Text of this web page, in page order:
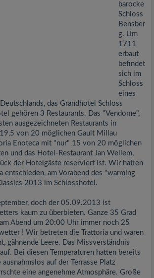
barocke
Schloss
Bensber
g. Um
1711
erbaut
befindet
sich im
Schloss
eines
das Grandhotel Schloss
gehören 3 Restaurants. Das "Vendome",
ausgezeichneten Restaurants in
von 20 möglichen Gault Millau
Enoteca mit "nur" 15 von 20 möglichen
und das Hotel-Restaurant Jan Wellem,
der Hotelgäste reserviert ist. Wir hatten
entschieden, am Vorabend des "warming
2013 im Schlosshotel.
doch der 05.09.2013 ist
kaum zu überbieten. Ganze 35 Grad
Abend um 20:00 Uhr immer noch 25
! Wir betreten die Trattoria und waren
gähnende Leere. Das Missverständnis
Bei diesen Temperaturen hatten bereits
auf der Terrasse Platz
eine angenehme Atmosphäre. Große